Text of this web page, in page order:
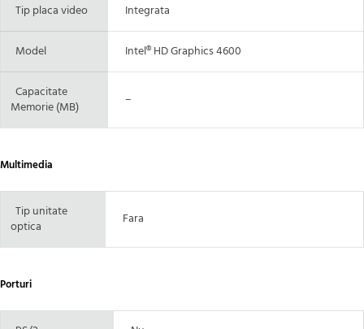
Tip placa video Integrata
Model Intel® HD Graphics 4600
Capacitate
Memorie (MB)
–
Multimedia
Tip unitate
optica
Fara
Porturi